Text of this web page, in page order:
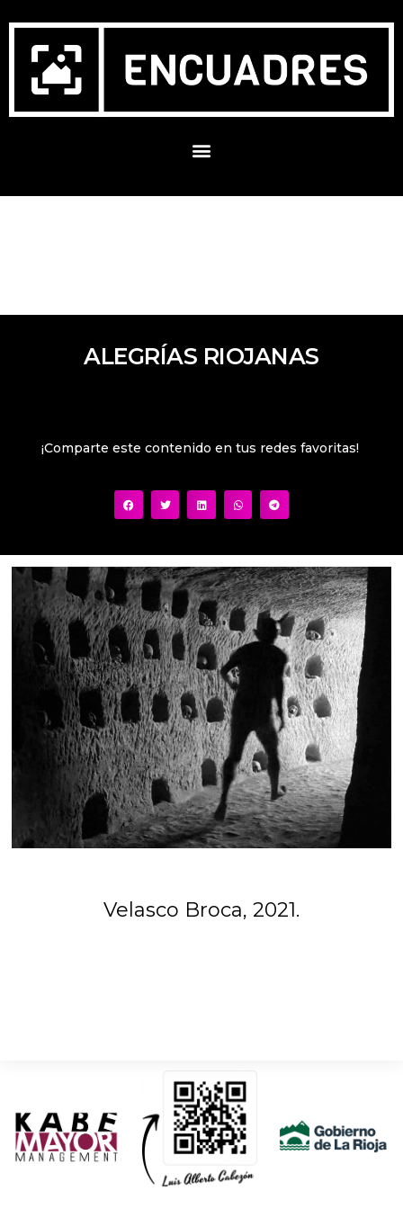
ALEGRÍAS RIOJANAS
¡Comparte este contenido en tus redes favoritas!
Velasco Broca, 2021.